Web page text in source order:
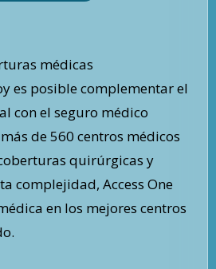
médicas
es posible complementar el
con el seguro médico
de 560 centros médicos
quirúrgicas y
complejidad, Access One
en los mejores centros